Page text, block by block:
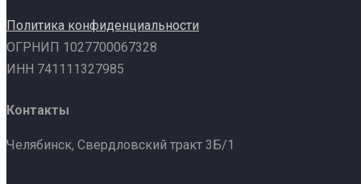
Политика конфиденциальности
ОГРНИП 1027700067328
ИНН 741111327985
Контакты
Челябинск, Свердловский тракт 3Б/1